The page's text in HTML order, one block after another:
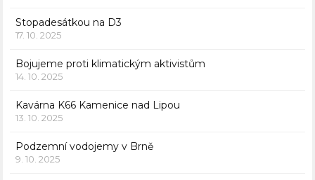
Stopadesátkou na D3
17. 10. 2025
Bojujeme proti klimatickým aktivistům
14. 10. 2025
Kavárna K66 Kamenice nad Lipou
13. 10. 2025
Podzemní vodojemy v Brně
9. 10. 2025